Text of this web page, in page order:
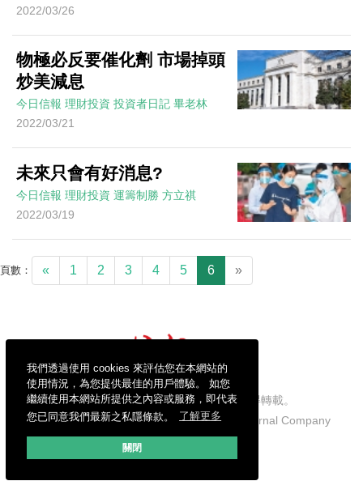
我們透過使用 cookies 來評估您在本網站的
使用情況，為您提供最佳的用戶體驗。 如您
繼續使用本網站所提供之內容或服務，即代表
您已同意我們最新之私隱條款。
了解更多
關閉
2022/03/26
物極必反要催化劑 市場掉頭
炒美減息
今日信報 理財投資 投資者日記 畢老林
2022/03/21
未來只會有好消息?
今日信報 理財投資 運籌制勝 方立祺
2022/03/19
頁數： « 1 2 3 4 5 6 »
信報財經新聞有限公司版權所有，不得轉載。
Copyright © 2026 Hong Kong Economic Journal Company
Limited. All rights reserved.